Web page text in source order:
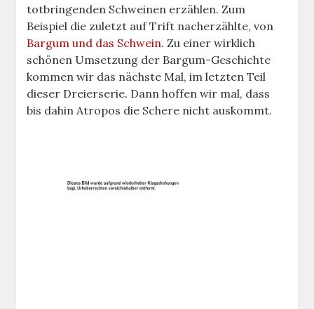
totbringenden Schweinen erzählen. Zum
Beispiel die zuletzt auf Trift nacherzählte, von
Bargum und das Schwein. Zu einer wirklich
schönen Umsetzung der Bargum-Geschichte
kommen wir das nächste Mal, im letzten Teil
dieser Dreierserie. Dann hoffen wir mal, dass
bis dahin Atropos die Schere nicht auskommt.